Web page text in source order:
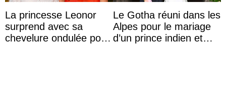
La princesse Leonor
surprend avec sa
chevelure ondulée pour
Le Gotha réuni dans les
Alpes pour le mariage
d’un prince indien et